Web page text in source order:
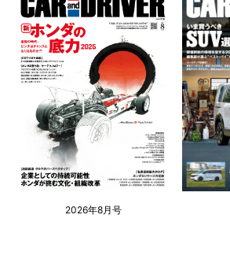
2026年8月号